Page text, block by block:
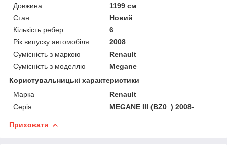
Довжина
1199 см
Стан
Новий
Кількість ребер
6
Рік випуску автомобіля
2008
Сумісність з маркою
Renault
Сумісність з моделлю
Megane
Користувальницькі характеристики
Марка
Renault
Серія
MEGANE III (BZ0_) 2008-
Приховати